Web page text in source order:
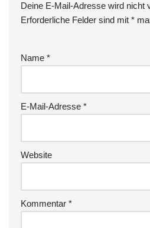
Deine E-Mail-Adresse wird nicht
Erforderliche Felder sind mit *
Name *
E-Mail-Adresse *
Website
Kommentar *